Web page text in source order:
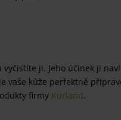
ji. Jeho účinek ji
vaše kůže perfektně
firmy Kurland.